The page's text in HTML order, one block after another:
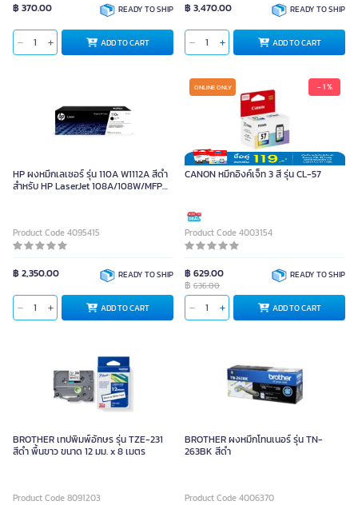
฿ 370.00 READY TO SHIP
ADD TO CART
฿ 3,470.00
READY TO SHIP
ADD TO CART
HP ผงหมึกเลเซอร์ รุ่น 110A W1112A สีดำ
สำหรับ HP LaserJet 108A/108W/MFP
Product Code 4095415
฿ 2,350.00 READY TO SHIP
ADD TO CART
ONLINE ONLY - 1 %
CANON หมึกอิงค์เจ็ท 3 สี รุ่น CL-57
Product Code 4003154
฿ 629.00
฿ 636.00
READY TO SHIP
ADD TO CART
BROTHER เทปพิมพ์อักษร รุ่น TZE-231
สีดำ พื้นขาว ขนาด 12 มม. x 8 เมตร
Product Code 8091203
BROTHER ผงหมึกโทนเนอร์ รุ่น TN-
263BK สีดำ
Product Code 4006370